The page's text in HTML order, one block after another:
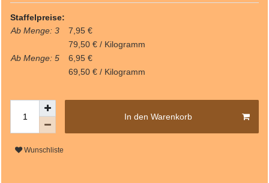
Staffelpreise:
Ab Menge: 3
7,95 €
79,50 € / Kilogramm
Ab Menge: 5
6,95 €
69,50 € / Kilogramm
In den Warenkorb
Wunschliste